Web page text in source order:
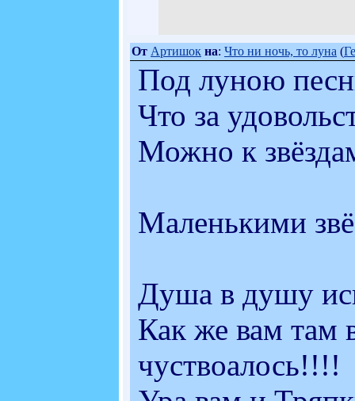
От Артишок на: Что ни ночь, то луна (
Под луною
Что за
Можно к
Маленькими
Душа в душу
Как же вам там
чуствоалось!!!!